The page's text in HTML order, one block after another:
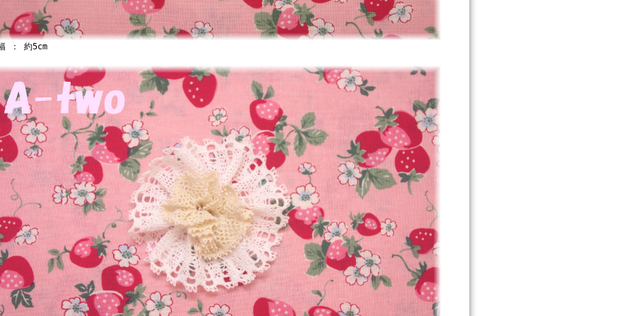
： 約5cm